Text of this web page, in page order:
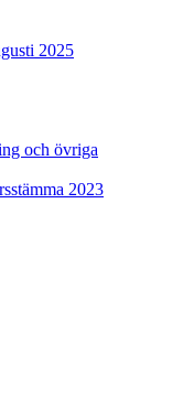
2025
och övriga
2023